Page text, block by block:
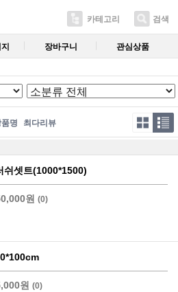
카테고리 검색
장바구니 관심상품
명 최다리뷰
쉬셋트(1000*1500)
원 (0)
원 (0)